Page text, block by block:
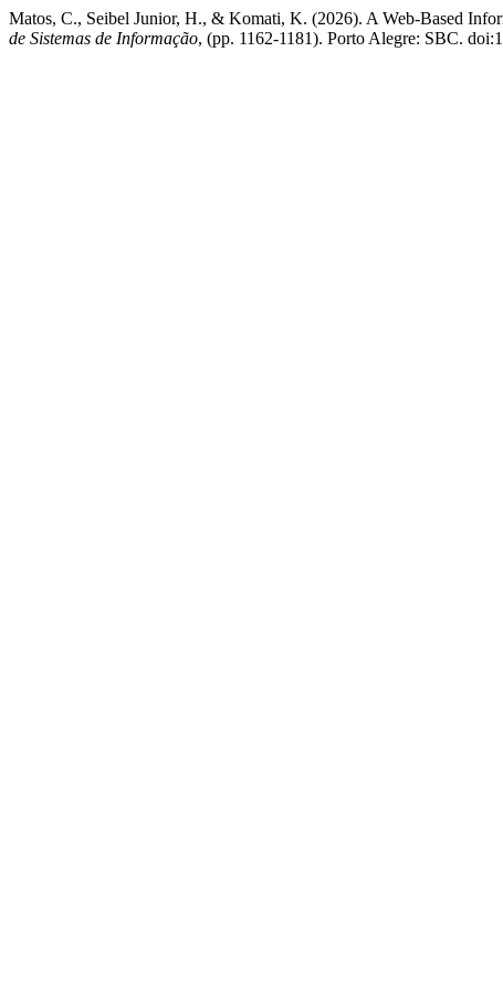
Matos, C., Seibel Junior, H., & Komati, K. (2026). A Web-Based
de Sistemas de Informação, (pp. 1162-1181). Porto Alegre: SBC.